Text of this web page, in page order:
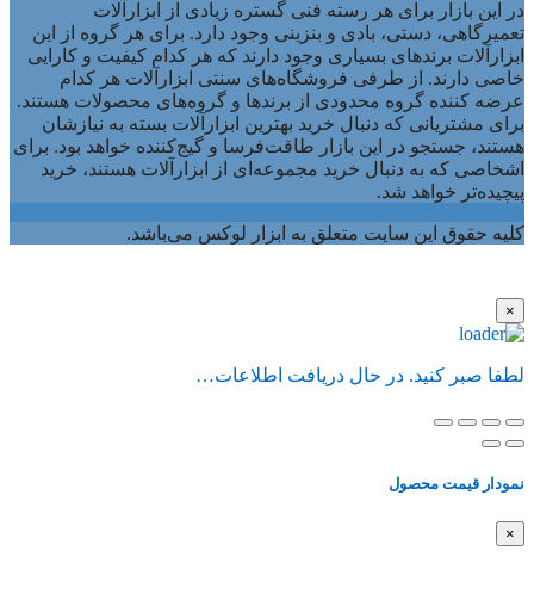
در این بازار برای هر رسته فنی گستره زیادی از ابزارآلات
تعمیرگاهی، دستی، بادی و بنزینی وجود دارد. برای هر گروه از این
ابزارآلات برندهای بسیاری وجود دارند که هر کدام کیفیت و کارایی
خاصی دارند. از طرفی فروشگاه‌های سنتی ابزارآلات هر کدام
عرضه کننده گروه محدودی از برندها و گروه‌های محصولات هستند.
برای مشتریانی که دنبال خرید بهترین ابزارآلات بسته به نیازشان
هستند، جستجو در این بازار طاقت‌فرسا و گیج‌کننده خواهد بود. برای
اشخاصی که به دنبال خرید مجموعه‌ای از ابزارآلات هستند، خرید
پیچیده‌تر خواهد شد.
کلیه حقوق این سایت متعلق به ابزار لوکس می‌باشد.
×
لطفا صبر کنید. در حال دریافت اطلاعات…
نمودار قیمت محصول
×